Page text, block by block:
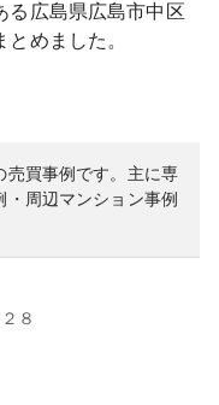
る 広島県広島市中区
めました。
買事例です。 主に専
周辺マンション事例
８